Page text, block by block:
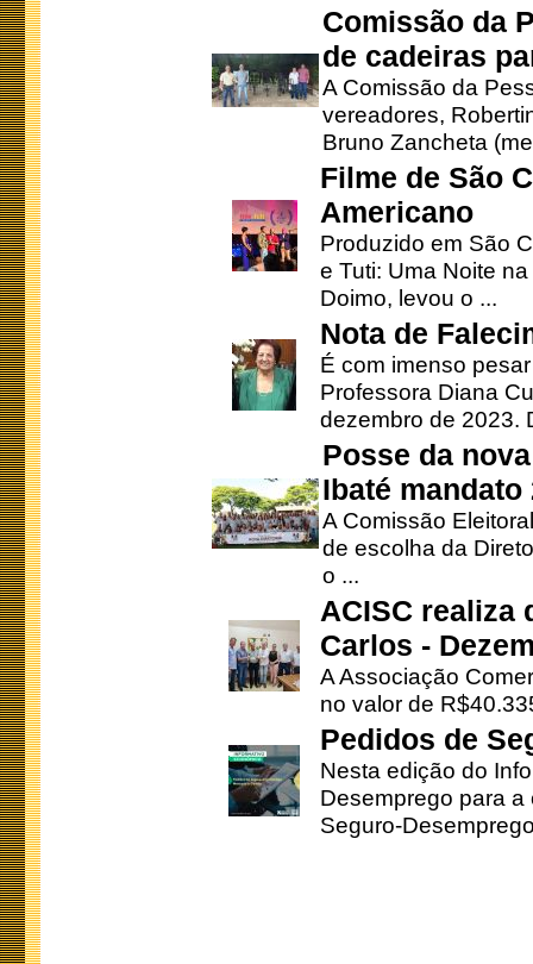
Comissão da
de cadeiras
A Comissão da
vereadores,
Bruno Zancheta
Filme de São
Americano
Produzido em São
e Tuti: Uma Noite
Doimo, levou o ...
Nota de
É com imenso
Professora Diana
dezembro de 2023.
Posse da
Ibaté mandato
A Comissão
de escolha da
o ...
ACISC realiza
Carlos -
A Associação
no valor de
Pedidos de
Nesta edição do
Desemprego para
Seguro-